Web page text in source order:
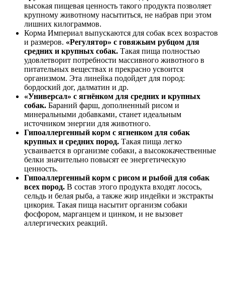
высокая пищевая ценность такого продукта позволяет
крупному животному насытиться, не набрав при этом
лишних килограммов.
Корма Империал выпускаются для собак всех возрастов
и размеров. «Регулятор» с говяжьим рубцом для
средних и крупных собак. Такая пища полностью
удовлетворит потребности массивного животного в
питательных веществах и прекрасно усвоится
организмом. Эта линейка подойдет для пород:
бордоский дог, далматин и др.
«Универсал» с ягнёнком для средних и крупных
собак. Бараний фарш, дополненный рисом и
минеральными добавками, станет идеальным
источником энергии для животного.
Гипоаллергенный корм с ягненком для собак
крупных и средних пород. Такая пища легко
усваивается в организме собаки, а высококачественные
белки значительно повысят ее энергетическую
ценность.
Гипоаллергенный корм с рисом и рыбой для собак
всех пород. В состав этого продукта входят лосось,
сельдь и белая рыба, а также жир индейки и экстракты
цикория. Такая пища насытит организм собаки
фосфором, марганцем и цинком, и не вызовет
аллергических реакций.